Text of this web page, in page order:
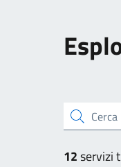
Cerca una parola chiave
12servizi